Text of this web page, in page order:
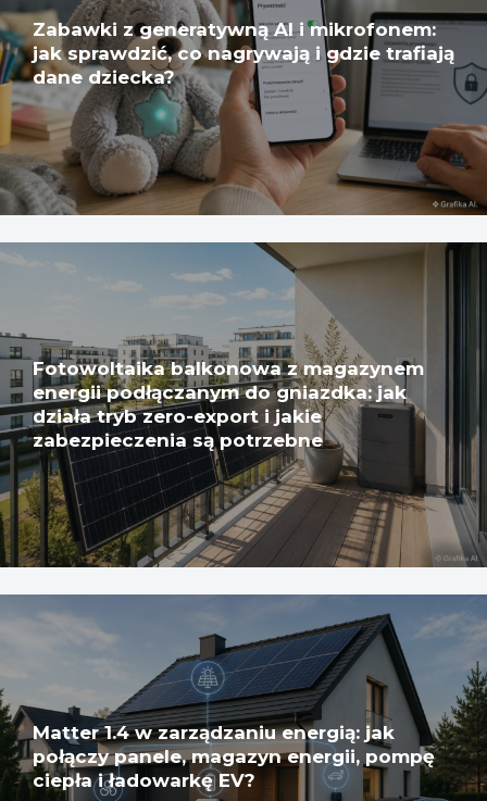
Zabawki z generatywną AI i mikrofonem:
jak sprawdzić, co nagrywają i gdzie trafiają
dane dziecka?
Fotowoltaika balkonowa z magazynem
energii podłączanym do gniazdka: jak
działa tryb zero-export i jakie
zabezpieczenia są potrzebne
Matter 1.4 w zarządzaniu energią: jak
połączy panele, magazyn energii, pompę
ciepła i ładowarkę EV?